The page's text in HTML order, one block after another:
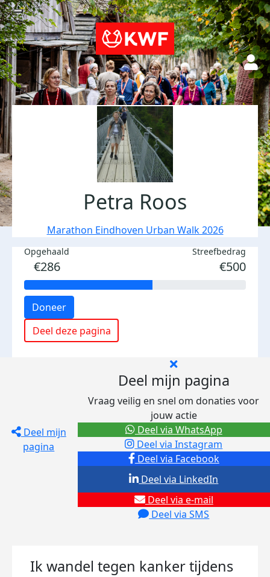
Petra Roos
Marathon Eindhoven Urban Walk 2026
Opgehaald
€286
Streefbedrag
€500
Doneer
Deel deze pagina
Deel mijn
pagina
Deel mijn pagina
Vraag veilig en snel om donaties voor
jouw actie
Deel via Facebook
Deel via Instagram
Deel via e-mail
Deel via SMS
Deel via LinkedIn
Deel via WhatsApp
Ik wandel tegen kanker tijdens